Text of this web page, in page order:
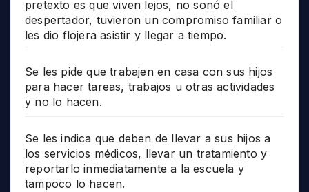
pretexto es que viven lejos, no sonó el
despertador, tuvieron un compromiso familiar o
les dio flojera asistir y llegar a tiempo.
Se les pide que trabajen en casa con sus hijos
para hacer tareas, trabajos u otras actividades
y no lo hacen.
Se les indica que deben de llevar a sus hijos a
los servicios médicos, llevar un tratamiento y
reportarlo inmediatamente a la escuela y
tampoco lo hacen.